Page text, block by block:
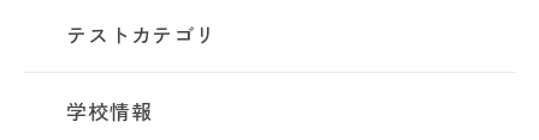
テストカテゴリ
学校情報